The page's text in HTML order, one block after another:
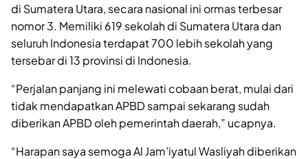
di Sumatera Utara, secara nasional ini ormas terbesar
nomor 3. Memiliki 619 sekolah di Sumatera Utara dan
seluruh Indonesia terdapat 700 lebih sekolah yang
tersebar di 13 provinsi di Indonesia.
“Perjalan panjang ini melewati cobaan berat, mulai dari
tidak mendapatkan APBD sampai sekarang sudah
diberikan APBD oleh pemerintah daerah,” ucapnya.
“Harapan saya semoga Al Jam’iyatul Wasliyah diberikan